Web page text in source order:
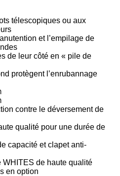
télescopiques ou aux
et l’empilage de
de leur côté en « pile de
protègent l’enrubannage
contre le déversement de
qualité pour une durée de
capacité et clapet anti-
WHITES de haute qualité
en option